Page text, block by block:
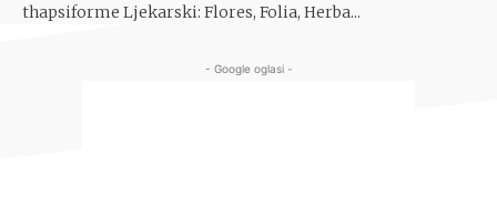
thapsiforme Ljekarski: Flores, Folia, Herba...
- Google oglasi -